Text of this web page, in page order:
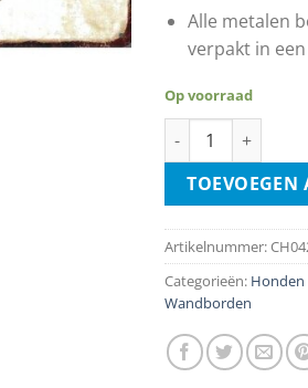
Alle metalen
verpakt in
Op voorraad
Hier Waak Ik -
Artikelnummer:
Categorieën: Honden
Wandborden